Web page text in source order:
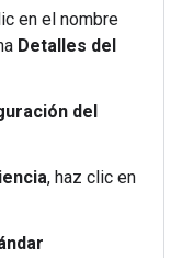
en el nombre
Detalles del
del
, haz clic en